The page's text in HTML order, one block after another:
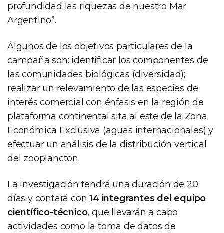
profundidad las riquezas de nuestro Mar
Argentino”.
Algunos de los objetivos particulares de la
campaña son: identificar los componentes de
las comunidades biológicas (diversidad);
realizar un relevamiento de las especies de
interés comercial con énfasis en la región de
plataforma continental sita al este de la Zona
Económica Exclusiva (aguas internacionales) y
efectuar un análisis de la distribución vertical
del zooplancton.
La investigación tendrá una duración de 20
días y contará con14 integrantes del equipo
científico-técnico, que llevarán a cabo
actividades como la toma de datos de